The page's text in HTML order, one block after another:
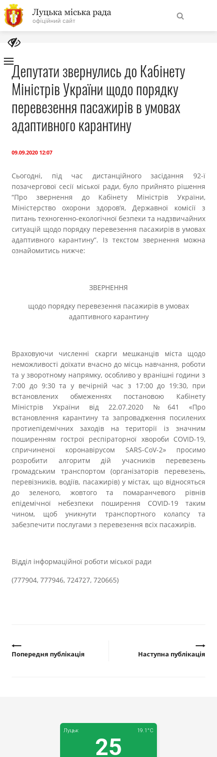
На
головну
Навігація
сайту
Про місто
Міська влада
Бюджет
Публічна інформація
Прозорість влади
Депутати звернулись до Кабінету
Міністрів України щодо порядку
перевезення пасажирів в умовах
адаптивного карантину
09.09.2020 12:07
Сьогодні, під час дистанційного засідання 92-ї
позачергової сесії міської ради, було прийнято рішення
“Про звернення до Кабінету Міністрів України,
Міністерство охорони здоров’я, Державної комісії з
питань техногенно-екологічної безпеки та надзвичайних
ситуацій щодо порядку перевезення пасажирів в умовах
адаптивного карантину”. Із текстом звернення можна
ознайомитись нижче:
ЗВЕРНЕННЯ
щодо порядку перевезення пасажирів в умовах
адаптивного карантину
Враховуючи численні скарги мешканців міста щодо
неможливості доїхати вчасно до місць навчання, роботи
та у зворотному напрямку, особливо у вранішні години з
7:00 до 9:30 та у вечірній час з 17:00 до 19:30, при
встановлених обмеженнях постановою Кабінету
Міністрів України від 22.07.2020 №641 «Про
встановлення карантину та запровадження посилених
протиепідемічних заходів на території із значним
поширенням гострої респіраторної хвороби COVID-19,
спричиненої коронавірусом SARS-CoV-2» просимо
розробити алгоритм дій учасників перевезень
громадським транспортом (організаторів перевезень,
перевізників, водіїв, пасажирів) у містах, що відносяться
до зеленого, жовтого та помаранчевого рівнів
епідемічної небезпеки поширення COVID-19 таким
чином, щоб уникнути транспортного колапсу та
забезпечити послугами з перевезення всіх пасажирів.
Відділ інформаційної роботи міської ради
(777904, 777946, 724727, 720665)
Попередня публікація Наступна публікація